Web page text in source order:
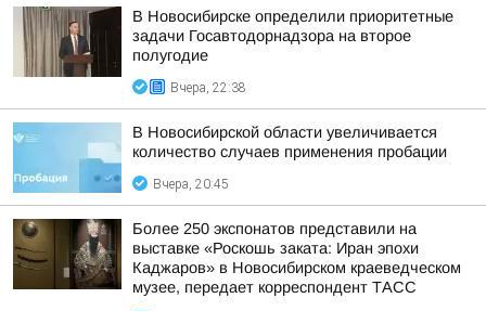
В Новосибирске определили приоритетные
задачи Госавтодорнадзора на второе
полугодие
Вчера, 22:38
В Новосибирской области увеличивается
количество случаев применения пробации
Вчера, 20:45
Более 250 экспонатов представили на
выставке «Роскошь заката: Иран эпохи
Каджаров» в Новосибирском краеведческом
музее, передает корреспондент ТАСС